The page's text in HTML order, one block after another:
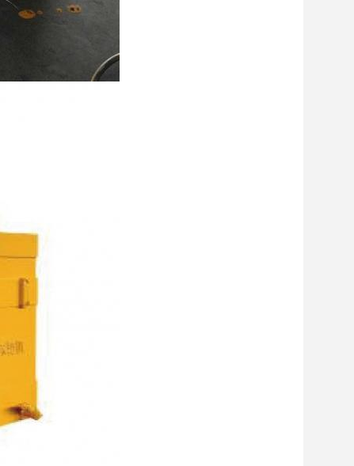
Good day, what product are you looking